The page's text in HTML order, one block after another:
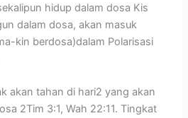
hidup dalam dosa Kis
dalam dosa, akan masuk
kin berdosa)dalam Polarisasi
akan tahan di hari2 yang akan
2Tim 3:1, Wah 22:11. Tingkat